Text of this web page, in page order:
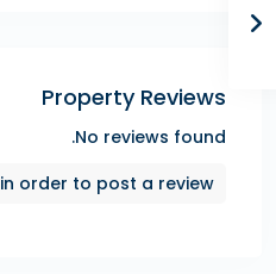
Property Reviews
No reviews found.
in order to post a review